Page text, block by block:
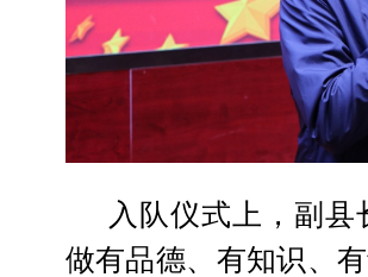
入队仪式上，副
做有品德、有知识、